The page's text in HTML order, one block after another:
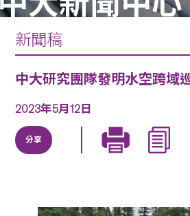
新聞稿
中大研究團隊發明水空跨域
2023年5月12日
分享